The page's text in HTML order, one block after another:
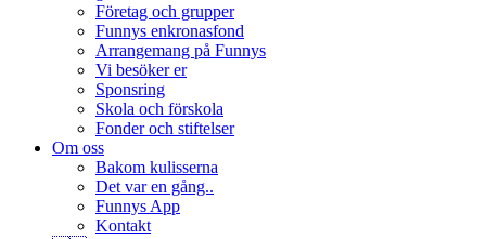
Företag och grupper
Funnys enkronasfond
Arrangemang på Funnys
Vi besöker er
Sponsring
Skola och förskola
Fonder och stiftelser
Om oss
Bakom kulisserna
Det var en gång..
Funnys App
Kontakt